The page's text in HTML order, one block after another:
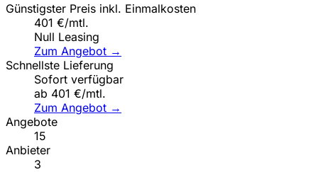
Günstigster Preis inkl. Einmalkosten
401 €/mtl.
Null Leasing
Zum Angebot →
Schnellste Lieferung
Sofort verfügbar
ab 401 €/mtl.
Zum Angebot →
Angebote
15
Anbieter
3